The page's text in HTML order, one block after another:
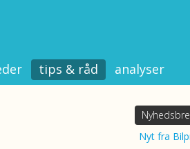
tips & råd analyser
Nyt fra